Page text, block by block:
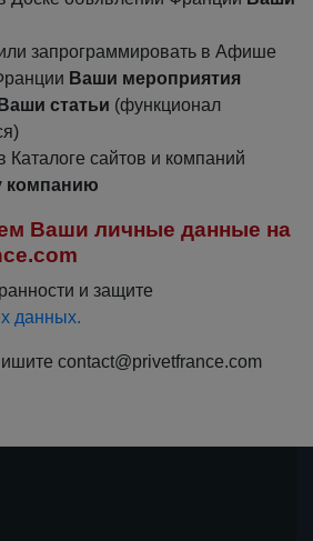
запрограммировать в Афише
Ваши мероприятия
Ваши статьи (функционал
Каталоге сайтов и компаний
компанию
Ваши личные данные на
и защите
данных.
contact@privetfrance.com